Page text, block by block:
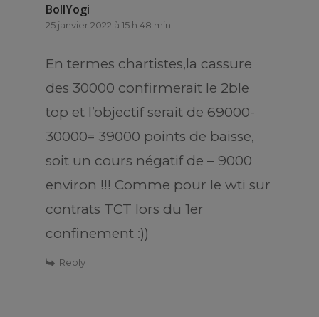
BollYogi
25 janvier 2022 à 15 h 48 min
En termes chartistes,la cassure
des 30000 confirmerait le 2ble
top et l’objectif serait de 69000-
30000= 39000 points de baisse,
soit un cours négatif de – 9000
environ !!! Comme pour le wti sur
contrats TCT lors du 1er
confinement :))
Reply